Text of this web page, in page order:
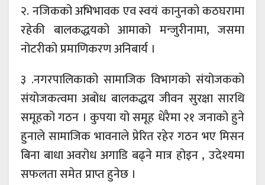
२. नजिकको अभिभावक एव स्वयं कानुनको कठघरामा
रहेकी बालकद्धयको आमाको मन्जुरीनामा, जसमा
नोटरीको प्रमाणिकरण अनिबार्य ।
३ .नगरपालिकाको सामाजिक विभागको संयोजकको
संयोजकत्वमा अबोध बालकद्धय जीवन सुरक्षा सारथि
समूहको गठन । कुपया यो समूह धेरैमा २१ जनाको हुने
हुनाले सामाजिक भावनाले प्रेरित रहेर गठन भए मिसन
बिना बाधा अवरोध अगाडि बढ्ने मात्र होइन , उदेश्यमा
सफलता समेत प्राप्त हुनेछ ।